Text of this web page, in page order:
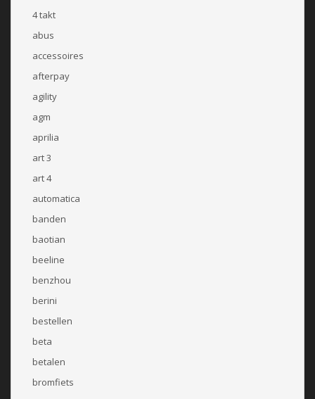
4 takt
abus
accessoires
afterpay
agility
agm
aprilia
art 3
art 4
automatica
banden
baotian
beeline
benzhou
berini
bestellen
beta
betalen
bromfiets